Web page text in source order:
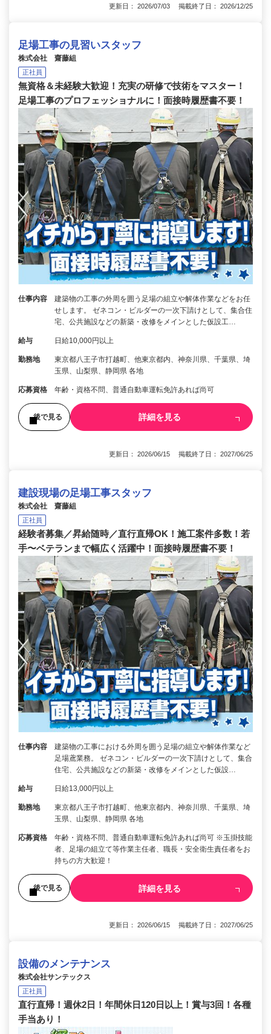
更新日： 2026/07/03 掲載終了日： 2026/12/25
足場工事の見習いスタッフ
株式会社 齋藤組
正社員
無資格＆未経験大歓迎！充実の研修で技術をマスター！
足場工事のプロフェッショナルに！面接時履歴書不要！
仕事内容
建築物の工事の外周を囲う足場の組立や解体作業などをお任
せします。 ゼネコン・ビルダーの一次下請けとして、集合住
宅、公共施設などの新築・改修をメインとした仮設工…
給与 日給10,000円以上
勤務地
東京都八王子市打越町、他東京都内、神奈川県、千葉県、埼
玉県、山梨県、静岡県 各地
応募資格 年齢・資格不問、普通自動車運転免許あれば尚可
後で見る 詳細を見る
更新日： 2026/06/15 掲載終了日： 2027/06/25
建設現場の足場工事スタッフ
株式会社 齋藤組
正社員
経験者募集／昇給随時／直行直帰OK！施工案件多数！若
手〜ベテランまで幅広く活躍中！面接時履歴書不要！
仕事内容
建築物の工事における外周を囲う足場の組立や解体作業など
足場鳶業務。 ゼネコン・ビルダーの一次下請けとして、集合
住宅、公共施設などの新築・改修をメインとした仮設…
給与 日給13,000円以上
勤務地
東京都八王子市打越町、他東京都内、神奈川県、千葉県、埼
玉県、山梨県、静岡県 各地
応募資格
年齢・資格不問、普通自動車運転免許あれば尚可 ※玉掛技能
者、足場の組立て等作業主任者、職長・安全衛生責任者をお
持ちの方大歓迎！
後で見る 詳細を見る
更新日： 2026/06/15 掲載終了日： 2027/06/25
設備のメンテナンス
株式会社サンテックス
正社員
直行直帰！週休2日！年間休日120日以上！賞与3回！各種
手当あり！